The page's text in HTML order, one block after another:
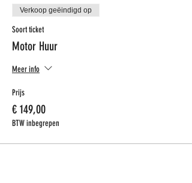
Verkoop geëindigd op
Soort ticket
Motor Huur
Meer info
Prijs
€ 149,00
BTW inbegrepen